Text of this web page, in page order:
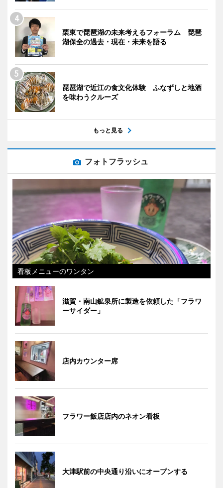
栗東で琵琶湖の未来考えるフォーラム 琵琶
湖保全の過去・現在・未来を語る
琵琶湖で近江の食文化体験 ふなずしと地酒
を味わうクルーズ
もっと見る
フォトフラッシュ
看板メニューのワンタン
滋賀・南山鉱泉所に製造を依頼した「フラワ
ーサイダー」
店内カウンター席
フラワー飯店店内のネオン看板
大津駅前の中央通り沿いにオープンする